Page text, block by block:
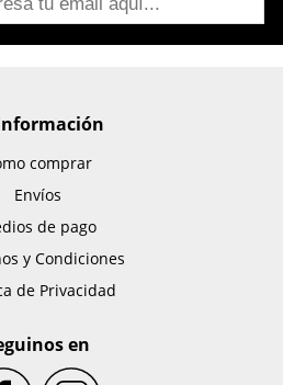
comprar
Envíos
de pago
y Condiciones
de Privacidad
en